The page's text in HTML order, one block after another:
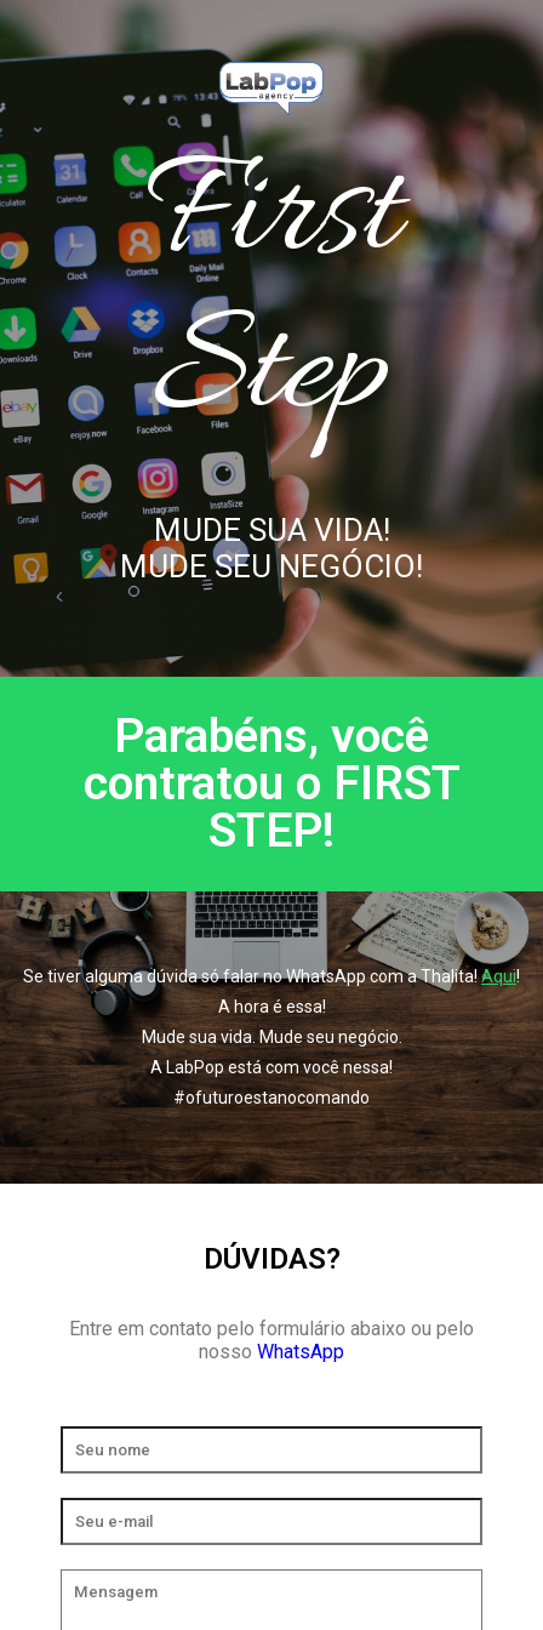
First
Step
MUDE SUA VIDA!
MUDE SEU NEGÓCIO!
Parabéns, você
contratou o FIRST
STEP!
Se tiver alguma dúvida só falar no WhatsApp com a Thalita!Aqui!
A hora é essa!
Mude sua vida. Mude seu negócio.
A LabPop está com você nessa!
#ofuturoestanocomando
DÚVIDAS?
Entre em contato pelo formulário abaixo ou pelo
nosso WhatsApp